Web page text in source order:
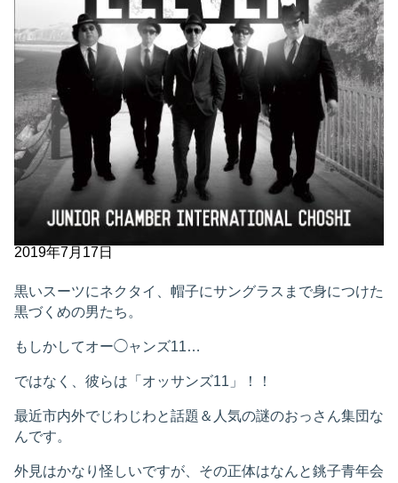
2019年7月17日
黒いスーツにネクタイ、帽子にサングラスまで身につけた
黒づくめの男たち。
もしかしてオー◯ャンズ11…
ではなく、彼らは「オッサンズ11」！！
最近市内外でじわじわと話題＆人気の謎のおっさん集団な
んです。
外見はかなり怪しいですが、その正体はなんと銚子青年会